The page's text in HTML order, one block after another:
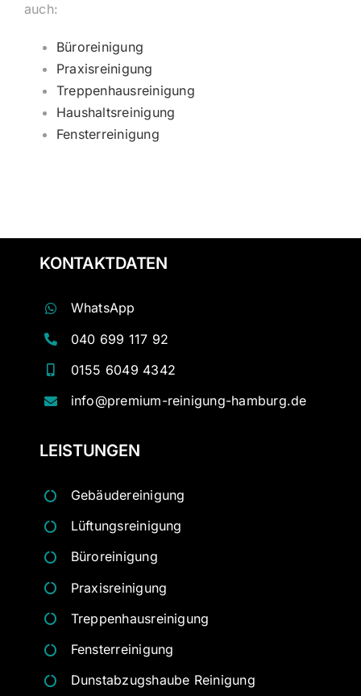
auch:
Büroreinigung
Praxisreinigung
Treppenhausreinigung
Haushaltsreinigung
Fensterreinigung
KONTAKTDATEN
WhatsApp
040 699 117 92
0155 6049 4342
info@premium-reinigung-hamburg.de
LEISTUNGEN
Gebäudereinigung
Lüftungsreinigung
Büroreinigung
Praxisreinigung
Treppenhausreinigung
Fensterreinigung
Dunstabzugshaube Reinigung